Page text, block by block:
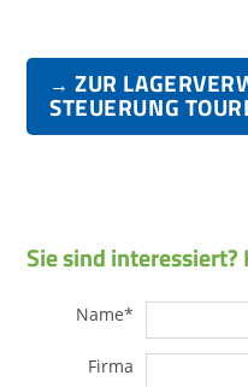
→ZUR
STEUERUNG
Sie sind
Name*
Firma